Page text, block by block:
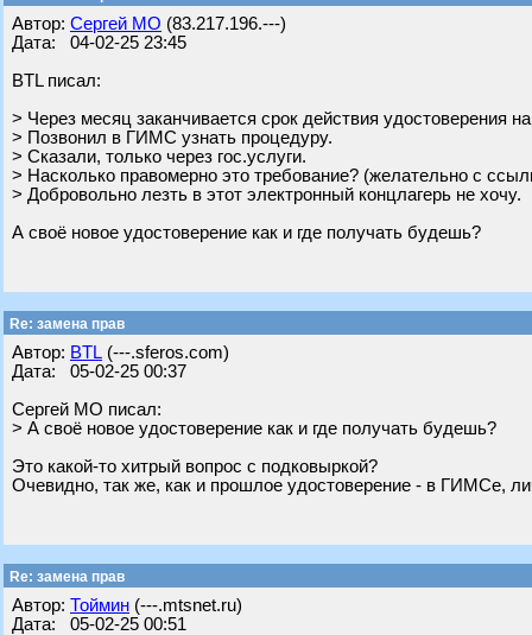
Автор: Сергей МО (83.217.196.---)
Дата: 04-02-25 23:45
BTL писал:
> Через месяц заканчивается срок действия удостоверения
> Позвонил в ГИМС узнать процедуру.
> Сказали, только через гос.услуги.
> Насколько правомерно это требование? (желательно с
> Добровольно лезть в этот электронный концлагерь не хочу.
А своё новое удостоверение как и где получать будешь?
Re: замена прав
Автор: BTL (---.sferos.com)
Дата: 05-02-25 00:37
Сергей МО писал:
> А своё новое удостоверение как и где получать будешь?
Это какой-то хитрый вопрос с подковыркой?
Очевидно, так же, как и прошлое удостоверение - в ГИМСе,
Re: замена прав
Автор: Тоймин (---.mtsnet.ru)
Дата: 05-02-25 00:51